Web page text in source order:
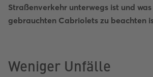
Straßenverkehr unterwegs ist und
gebrauchten Cabriolets zu beachten
Weniger Unfälle